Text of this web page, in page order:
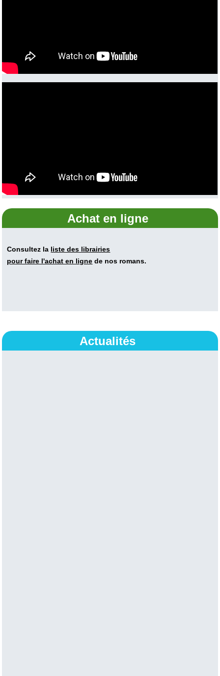
Achat en ligne
Consultez la liste des librairies
pour faire l'achat en ligne de nos romans.
Actualités